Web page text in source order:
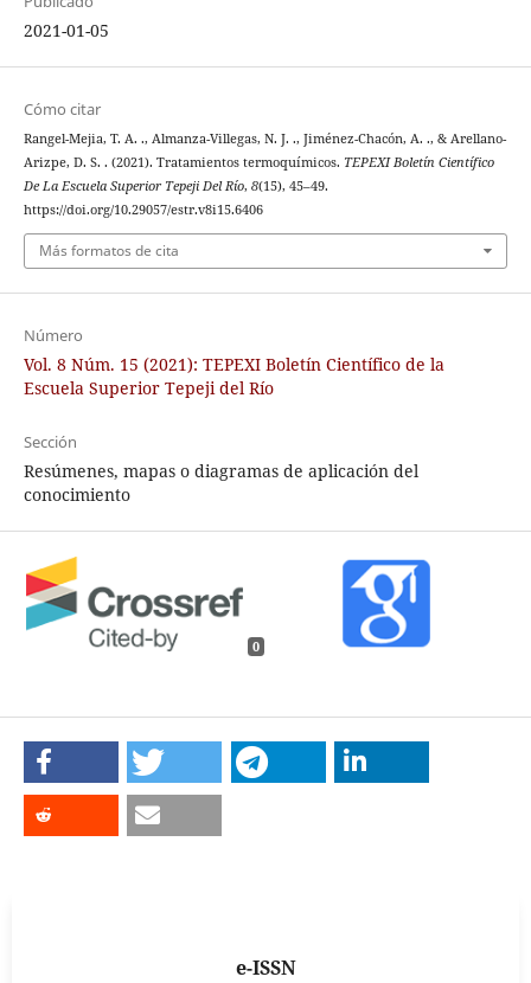
2021-01-05
Cómo citar
Rangel-Mejia, T. A. ., Almanza-Villegas, N. J. ., Jiménez-Chacón, A. ., & Arellano-
Arizpe, D. S. . (2021). Tratamientos termoquímicos. TEPEXI Boletín Científico
De La Escuela Superior Tepeji Del Río, 8(15), 45–49.
https://doi.org/10.29057/estr.v8i15.6406
Más formatos de cita
Número
Vol. 8 Núm. 15 (2021): TEPEXI Boletín Científico de la
Escuela Superior Tepeji del Río
Sección
Resúmenes, mapas o diagramas de aplicación del
conocimiento
0
e-ISSN